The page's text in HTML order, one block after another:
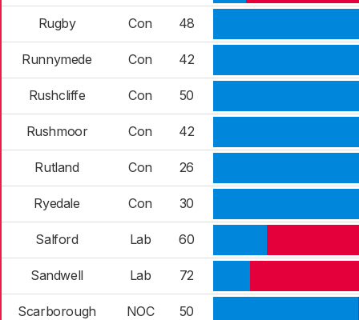
Rugby Con 48
Runnymede Con 42
Rushcliffe Con 50
Rushmoor Con 42
Rutland Con 26
Ryedale Con 30
Salford Lab 60
Sandwell Lab 72
Scarborough NOC 50